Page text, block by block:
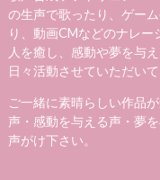
の生声で歌ったり、ゲー
り、動画CMなどのナレ
人を癒し、感動や夢を与
日々活動させていただいて
ご一緒に素晴らしい作品
声・感動を与える声・夢
声がけ下さい。